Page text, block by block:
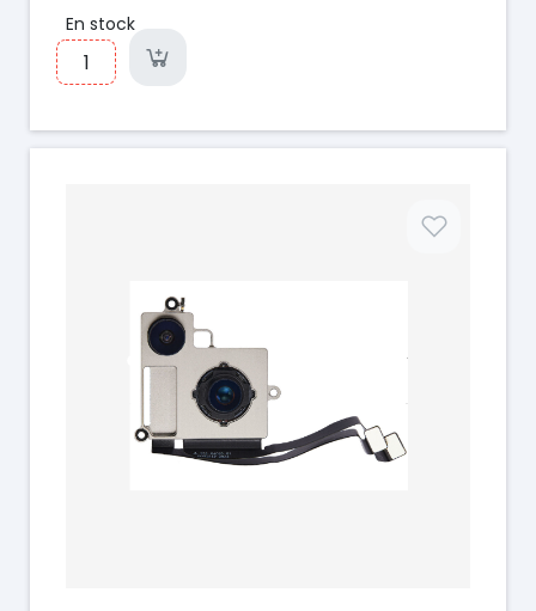
En stock